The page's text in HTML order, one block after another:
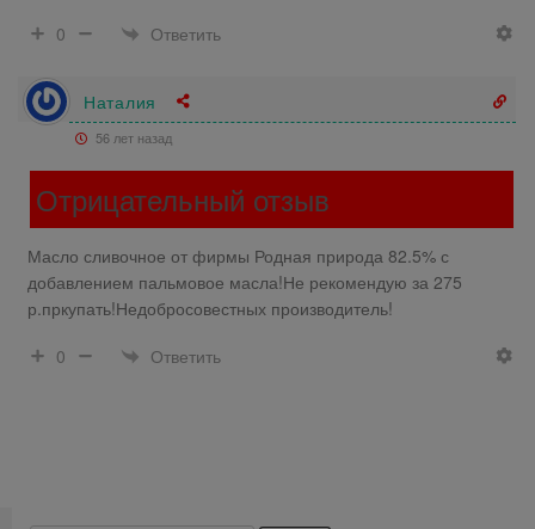
0
Ответить
Наталия
56 лет назад
Отрицательный отзыв
Масло сливочное от фирмы Родная природа 82.5% с
добавлением пальмовое масла!Не рекомендую за 275
р.пркупать!Недобросовестных производитель!
0
Ответить